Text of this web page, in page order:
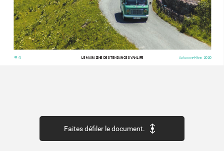
LE MAGAZINE DES TENDANCES VANLIFE
# 4 Automne-Hiver 2020
Faites défiler le document.